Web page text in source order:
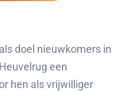
doel nieuwkomers in
een
hen als vrijwilliger